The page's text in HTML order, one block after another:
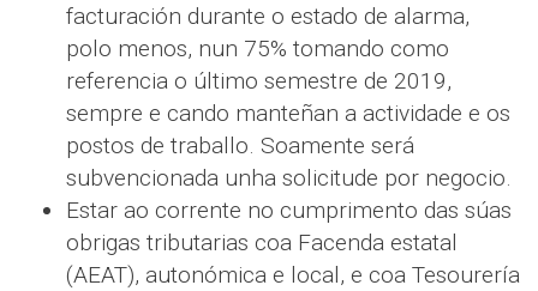
facturación durante o estado de alarma,
polo menos, nun 75% tomando como
referencia o último semestre de 2019,
sempre e cando manteñan a actividade e os
postos de traballo. Soamente será
subvencionada unha solicitude por negocio.
Estar ao corrente no cumprimento das súas
obrigas tributarias coa Facenda estatal
(AEAT), autonómica e local, e coa Tesourería